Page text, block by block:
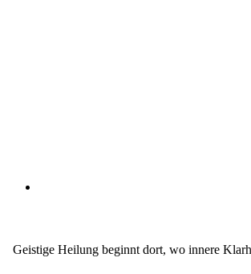
Geistige Heilung beginnt dort, wo innere